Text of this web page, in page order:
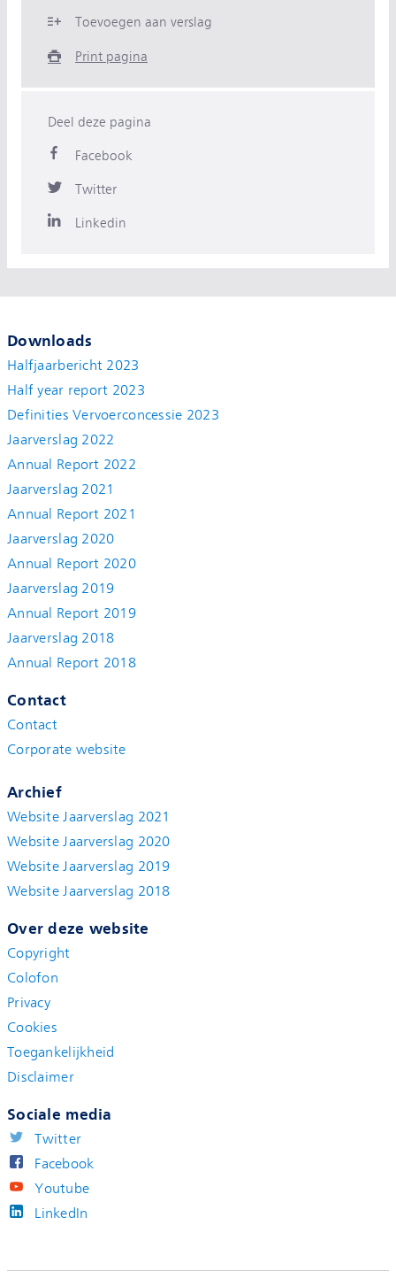
Toevoegen aan verslag
Print pagina
Deel deze pagina
Facebook
Twitter
Linkedin
Downloads
Halfjaarbericht 2023
Half year report 2023
Definities Vervoerconcessie 2023
Jaarverslag 2022
Annual Report 2022
Jaarverslag 2021
Annual Report 2021
Jaarverslag 2020
Annual Report 2020
Jaarverslag 2019
Annual Report 2019
Jaarverslag 2018
Annual Report 2018
Contact
Contact
Corporate website
Archief
Website Jaarverslag 2021
Website Jaarverslag 2020
Website Jaarverslag 2019
Website Jaarverslag 2018
Over deze website
Copyright
Colofon
Privacy
Cookies
Toegankelijkheid
Disclaimer
Sociale media
Twitter
Facebook
Youtube
LinkedIn